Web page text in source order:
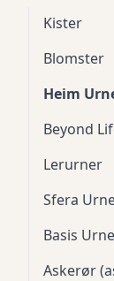
Kister
Blomster
Heim
Beyond
Lerurner
Sfera
Basis
Askerør